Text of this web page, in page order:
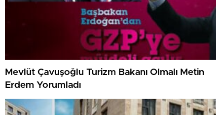
Mevlüt Çavuşoğlu Turizm Bakanı Olmalı Metin
Erdem Yorumladı